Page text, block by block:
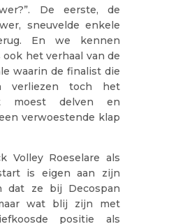
De eerste, de
sneuvelde enkele
En we kennen
ook het verhaal van de
waarin de finalist die
verliezen toch het
moest delven en
verwoestende klap
Volley Roeselare als
is eigen aan zijn
dat ze bij Decospan
wat blij zijn met
positie als